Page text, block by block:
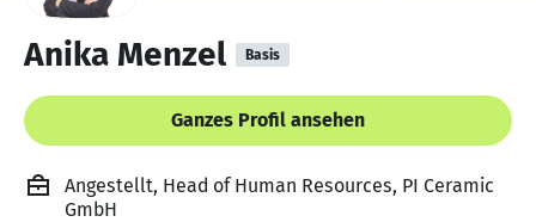
Anika Menzel Basis
Ganzes Profil ansehen
Angestellt, Head of Human Resources, PI Ceramic
GmbH